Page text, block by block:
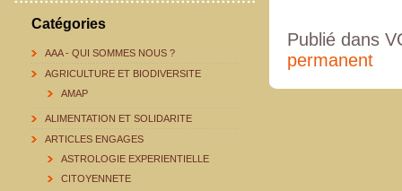
Catégories
AAA - QUI SOMMES NOUS ?
AGRICULTURE ET BIODIVERSITE
AMAP
ALIMENTATION ET SOLIDARITE
ARTICLES ENGAGES
ASTROLOGIE EXPERIENTIELLE
CITOYENNETE
Publié dans
permanent